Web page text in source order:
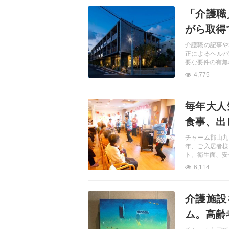
「介護
がら取
介護職の記事
正によるヘル
要な要件の有
4,775
毎年大
食事、
チャーム郡山
年、ご入居者
ト。衛生面、
6,114
介護施
ム。高